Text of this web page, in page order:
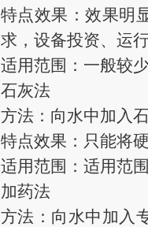
特点效果：效果明
求，设备投资、运
适用范围：一般较
石灰法
方法：向水中加入
特点效果：只能将
适用范围：适用范
加药法
方法：向水中加入